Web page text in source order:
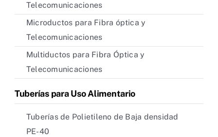
Telecomunicaciones
Microductos para Fibra óptica y
Telecomunicaciones
Multiductos para Fibra Óptica y
Telecomunicaciones
Tuberías para Uso Alimentario
Tuberías de Polietileno de Baja densidad
PE-40